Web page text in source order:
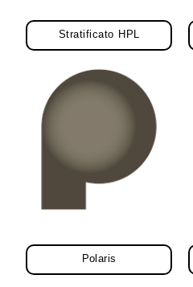
Stratificato HPL
Polaris